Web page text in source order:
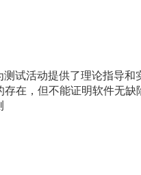
试活动提供了理论指导和
在，但不能证明软件无